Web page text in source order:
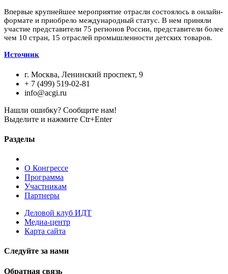
Впервые крупнейшее мероприятие отрасли состоялось в онлайн-
формате и приобрело международный статус. В нем приняли
участие представители 75 регионов России, представители более
чем 10 стран, 15 отраслей промышленности детских товаров.
Источник
г. Москва, Ленинский проспект, 9
+ 7 (499) 519-02-81
info@acgi.ru
Нашли ошибку? Сообщите нам!
Выделите и нажмите Ctr+Enter
Разделы
О Конгрессе
Программа
Участникам
Партнеры
Деловой клуб ИДТ
Медиа-центр
Карта сайта
Следуйте за нами
Обратная связь